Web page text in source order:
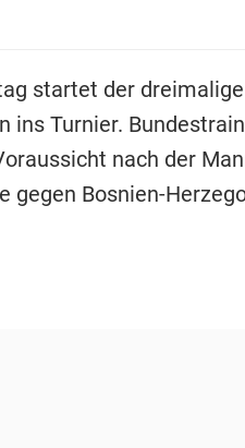
startet der
ins Turnier.
nach der
gegen Bosnien-